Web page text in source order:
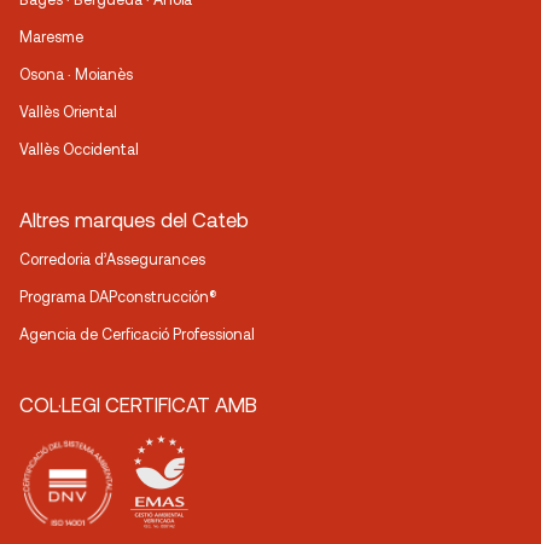
Maresme
Osona · Moianès
Vallès Oriental
Vallès Occidental
Altres marques del Cateb
Corredoria d’Assegurances
Programa DAPconstrucción®
Agencia de Cerficació Professional
COL·LEGI CERTIFICAT AMB